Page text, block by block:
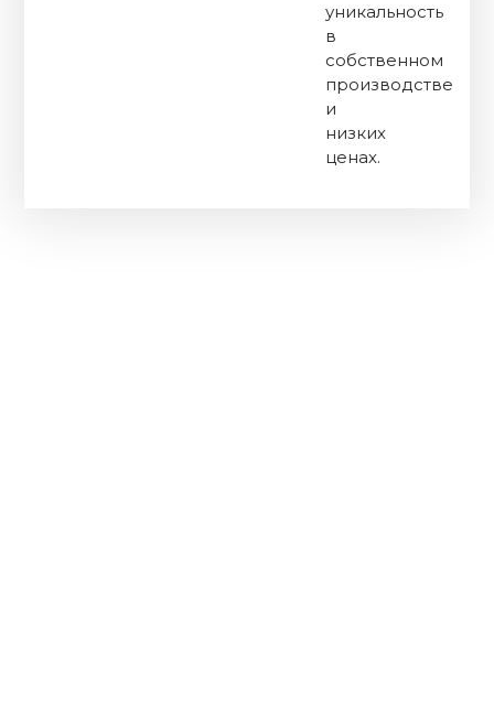
уникальность
в
собственном
производстве
и
низких
ценах.